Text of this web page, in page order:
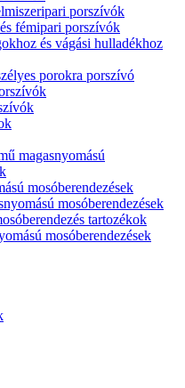
porszívók
fémipari porszívók
és vágási hulladékhoz
porokra porszívó
magasnyomású
mosóberendezések
mosóberendezések
tartozékok
mosóberendezések